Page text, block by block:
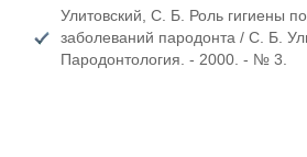
Улитовский, С. Б. Роль гигиены
заболеваний пародонта / С. Б.
Пародонтология. - 2000. - № 3.